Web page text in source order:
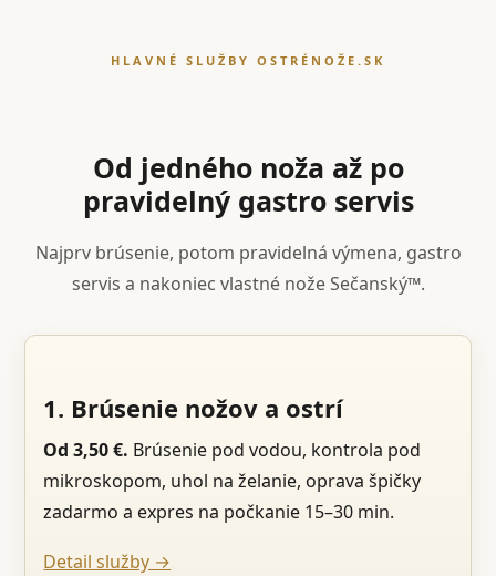
HLAVNÉ SLUŽBY OSTRÉNOŽE.SK
Od jedného noža až po
pravidelný gastro servis
Najprv brúsenie, potom pravidelná výmena, gastro
servis a nakoniec vlastné nože Sečanský™.
1. Brúsenie nožov a ostrí
Od 3,50 €. Brúsenie pod vodou, kontrola pod
mikroskopom, uhol na želanie, oprava špičky
zadarmo a expres na počkanie 15–30 min.
Detail služby →